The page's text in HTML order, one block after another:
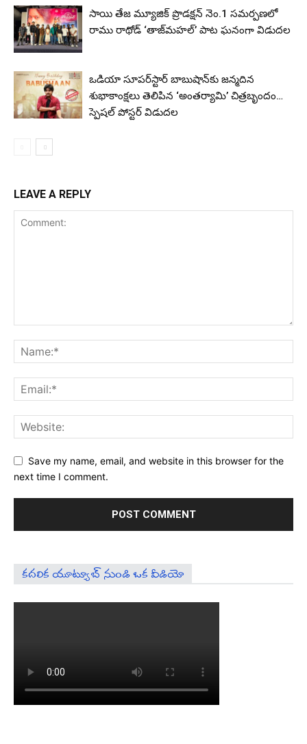
సాయి తేజ మ్యూజిక్ ప్రొడక్షన్ నెం.1 సమర్పణలో
రాము రాథోడ్ ‘తాజ్‌మహల్’ పాట ఘనంగా విడుదల
ఒడియా సూపర్‌స్టార్ బాబుషాన్‌కు జన్మదిన
శుభాకాంక్షలు తెలిపిన ‘అంతర్యామి’ చిత్రబృందం…
స్పెషల్ పోస్టర్ విడుదల
LEAVE A REPLY
Save my name, email, and website in this browser for the
next time I comment.
కదలిక యూట్యూబ్ నుండి ఒక వీడియో